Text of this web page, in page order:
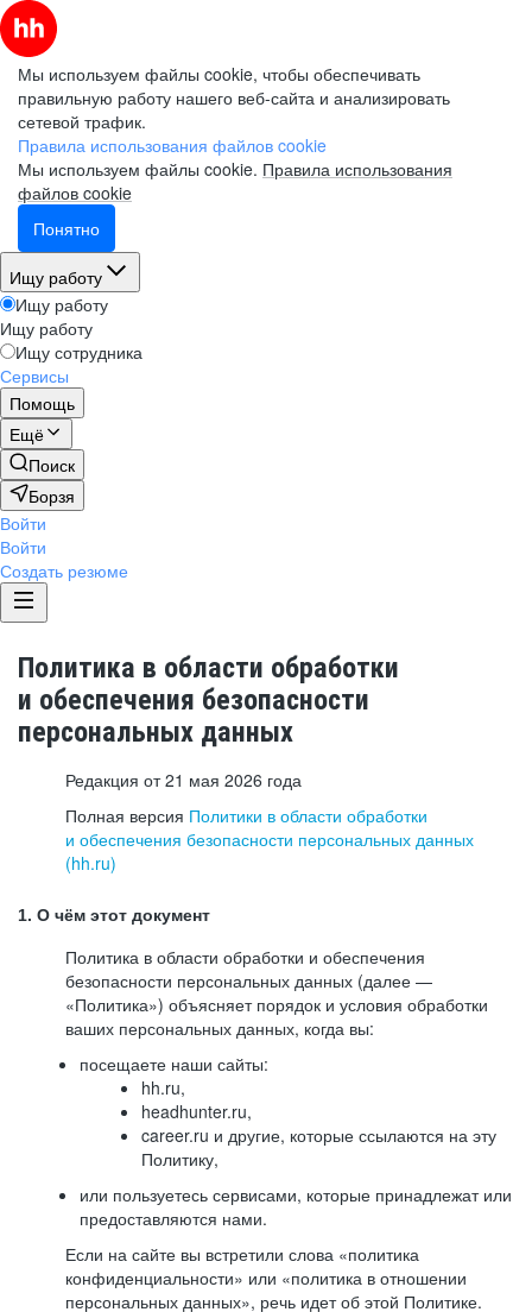
Мы используем файлы cookie, чтобы обеспечивать
правильную работу нашего веб-сайта и анализировать
сетевой трафик.
Правила использования файлов cookie
Мы используем файлы cookie. Правила использования
файлов cookie
Понятно
Ищу работу
Ищу работу
Ищу работу
Ищу сотрудника
Сервисы
Помощь
Ещё
Поиск
Борзя
Войти
Войти
Создать резюме
Политика в области обработки
и обеспечения безопасности
персональных данных
Редакция от 21 мая 2026 года
Полная версия Политики в области обработки
и обеспечения безопасности персональных данных
(hh.ru)
1. О чём этот документ
Политика в области обработки и обеспечения
безопасности персональных данных (далее —
«Политика») объясняет порядок и условия обработки
ваших персональных данных, когда вы:
посещаете наши сайты:
hh.ru,
headhunter.ru,
career.ru и другие, которые ссылаются на эту
Политику,
или пользуетесь сервисами, которые принадлежат или
предоставляются нами.
Если на сайте вы встретили слова «политика
конфиденциальности» или «политика в отношении
персональных данных», речь идет об этой Политике.